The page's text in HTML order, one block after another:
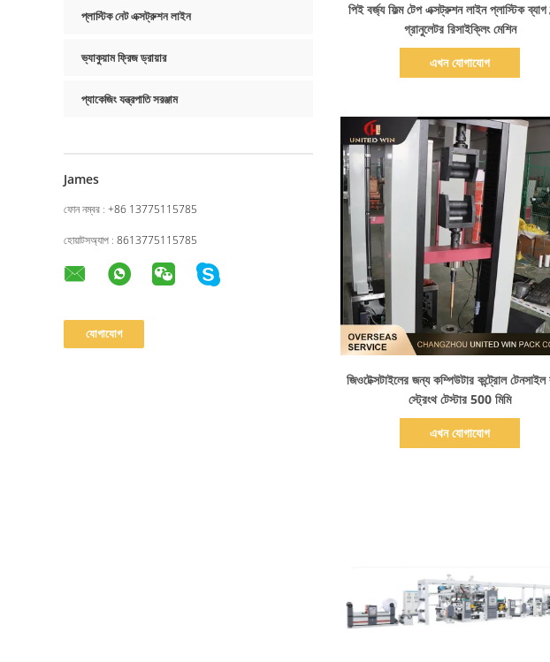
প্লাস্টিক নেট এক্সট্রুশন লাইন
ভ্যাকুয়াম ফ্রিজ ড্রায়ার
প্যাকেজিং যন্ত্রপাতি সরঞ্জাম
James
ফোন নম্বর : +86 13775115785
হোয়াটসঅ্যাপ : 8613775115785
পিই বর্জ্য ফিল্ম টেপ এক্সট্রুশন লাইন প্লাস্টিক ব্যাগ
গ্রানুলেটর রিসাইক্লিং মেশিন
এখন যোগাযোগ
জিওটেক্সটাইলের জন্য কম্পিউটার কন্ট্রোল টেনসাইল
স্ট্রেংথ টেস্টার 500 মিমি
এখন যোগাযোগ